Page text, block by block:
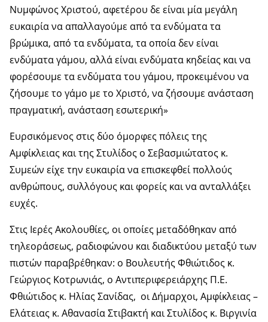
Νυμφώνος Χριστού, αφετέρου δε είναι μία μεγάλη
ευκαιρία να απαλλαγούμε από τα ενδύματα τα
βρώμικα, από τα ενδύματα, τα οποία δεν είναι
ενδύματα γάμου, αλλά είναι ενδύματα κηδείας και να
φορέσουμε τα ενδύματα του γάμου, προκειμένου να
ζήσουμε το γάμο με το Χριστό, να ζήσουμε ανάσταση
πραγματική, ανάσταση εσωτερική»
Ευρσικόμενος στις δύο όμορφες πόλεις της
Αμφίκλειας και της Στυλίδος ο Σεβασμιώτατος κ.
Συμεών είχε την ευκαιρία να επισκεφθεί πολλούς
ανθρώπους, συλλόγους και φορείς και να ανταλλάξει
ευχές.
Στις Ιερές Ακολουθίες, οι οποίες μεταδόθηκαν από
τηλεοράσεως, ραδιοφώνου και διαδικτύου μεταξύ των
πιστών παραβρέθηκαν: ο Βουλευτής Φθιώτιδος κ.
Γεώργιος Κοτρωνιάς, ο Αντιπεριφερειάρχης Π.Ε.
Φθιώτιδος κ. Ηλίας Σανίδας, οι Δήμαρχοι, Αμφίκλειας –
Ελάτειας κ. Αθανασία Στιβακτή και Στυλίδος κ. Βιργινία